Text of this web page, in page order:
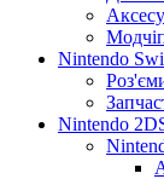
Nintendo
Nintendo